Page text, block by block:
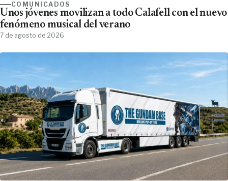
COMUNICADOS
Unos jóvenes movilizan a todo Calafell con el nuevo
fenómeno musical del verano
7 de agosto de 2026